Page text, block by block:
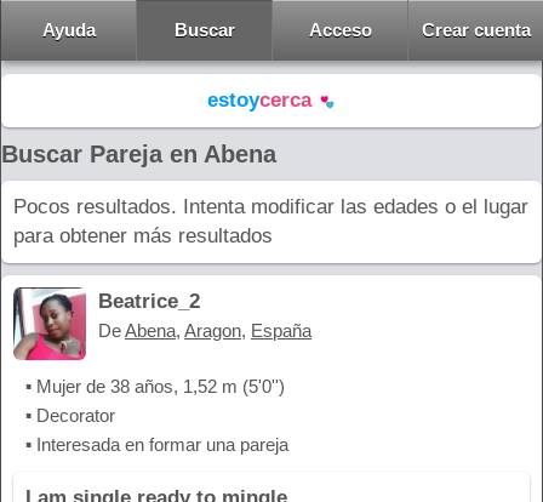
Ayuda Buscar Acceso Crear cuenta
estoycerca
Buscar Pareja en Abena
Pocos resultados. Intenta modificar las edades o el lugar
para obtener más resultados
Beatrice_2
DeAbena, Aragon, España
▪ Mujer de 38 años, 1,52 m (5'0'')
▪ Decorator
▪ Interesada en formar una pareja